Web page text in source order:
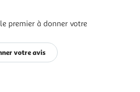
premier à donner votre
votre avis